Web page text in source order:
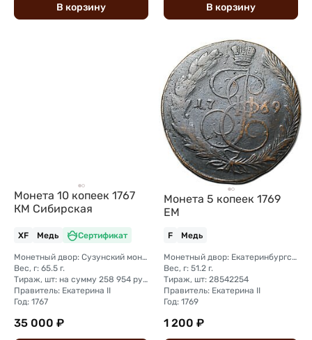
В корзину В корзину
Монета 10 копеек 1767
КМ Сибирская
XF Медь Сертификат
Монетный двор: Сузунский монетный двор (Сибирь)
Вес, г: 65.5 г.
Тираж, шт: на сумму 258 954 рубля 5 копеек (сумма 10 копеек + 5 копеек +2 копейки + 1 копейка + денга + полушка)
Правитель: Екатерина II
Год: 1767
35 000 ₽
Монета 5 копеек 1769
ЕМ
F Медь
Монетный двор: Екатеринбургский монетный двор
Вес, г: 51.2 г.
Тираж, шт: 28542254
Правитель: Екатерина II
Год: 1769
1 200 ₽